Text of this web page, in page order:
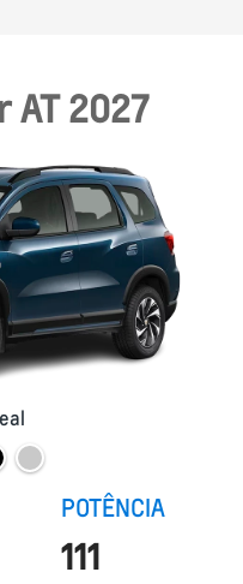
AT 2027
POTÊNCIA
111